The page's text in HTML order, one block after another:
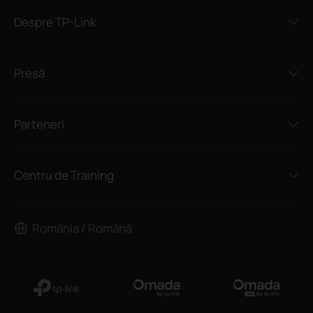
Despre TP-Link
Presă
Parteneri
Centru de Training
România / Română